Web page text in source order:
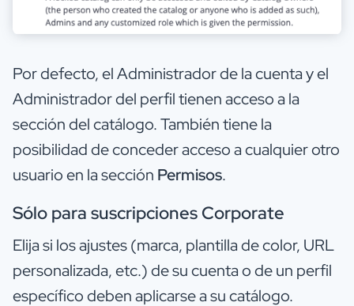
Por defecto, el Administrador de la cuenta y el
Administrador del perfil tienen acceso a la
sección del catálogo. También tiene la
posibilidad de conceder acceso a cualquier otro
usuario en la sección Permisos.
Sólo para suscripciones Corporate
Elija si los ajustes (marca, plantilla de color, URL
personalizada, etc.) de su cuenta o de un perfil
específico deben aplicarse a su catálogo.